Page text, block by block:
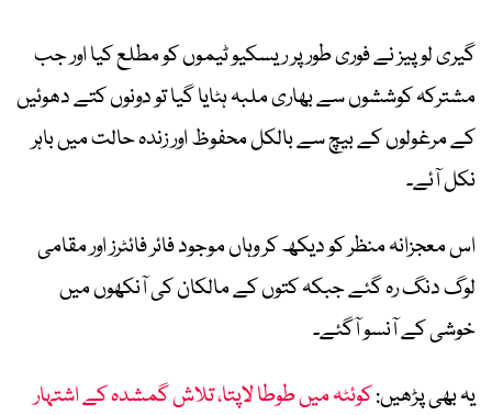
گیری لوپیز نے فوری طور پر ریسکیو ٹیموں کو مطلع کیا اور جب
مشترکہ کوششوں سے بھاری ملبہ ہٹایا گیا تو دونوں کتے دھوئیں
کے مرغولوں کے بیچ سے بالکل محفوظ اور زندہ حالت میں باہر
نکل آئے۔
اس معجزانہ منظر کو دیکھ کر وہاں موجود فائر فائٹرز اور مقامی
لوگ دنگ رہ گئے جبکہ کتوں کے مالکان کی آنکھوں میں
خوشی کے آنسو آگئے۔
یہ بھی پڑھیں:کوئٹہ میں طوطا لاپتا، تلاش گمشدہ کے اشتہار